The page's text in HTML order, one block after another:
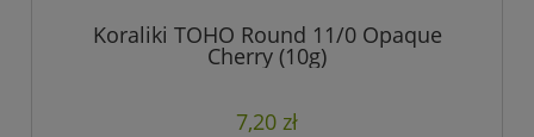
Koraliki TOHO Round 11/0 Opaque
Cherry (10g)
7,20 zł